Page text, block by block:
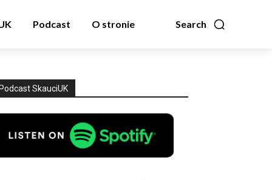
Search
Podcast O stronie
Podcast SkauciUK